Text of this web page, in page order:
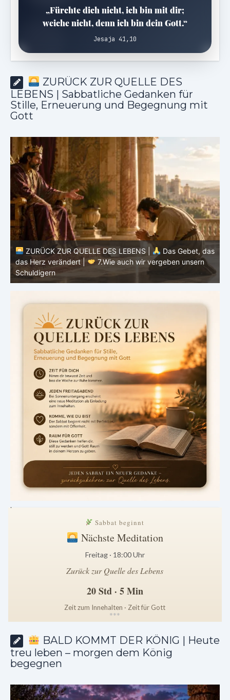
„Fürchte dich nicht, ich bin mit dir;
weiche nicht, denn ich bin dein Gott.“
Jesaja 41,10
ZURÜCK ZUR QUELLE DES
LEBENS | Sabbatliche Gedanken für
Stille, Erneuerung und Begegnung mit
Gott
ZURÜCK ZUR QUELLE DES LEBENS |
Das Gebet, das
das Herz verändert |
6.Und vergib uns unsere Schuld
.
Sabbat beginnt
Nächste Meditation
Freitag · 18:00 Uhr
Zurück zur Quelle des Lebens
20 Std · 5 Min
Zeit zum Innehalten · Zeit für Gott
***
BALD KOMMT DER KÖNIG | Heute
treu leben – morgen dem König
begegnen